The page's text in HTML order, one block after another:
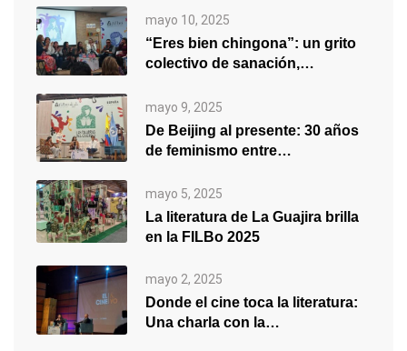
mayo 10, 2025
“Eres bien chingona”: un grito
colectivo de sanación,
mayo 9, 2025
De Beijing al presente: 30 años
de feminismo entre
mayo 5, 2025
La literatura de La Guajira brilla
en la FILBo 2025
mayo 2, 2025
Donde el cine toca la literatura:
Una charla con la…